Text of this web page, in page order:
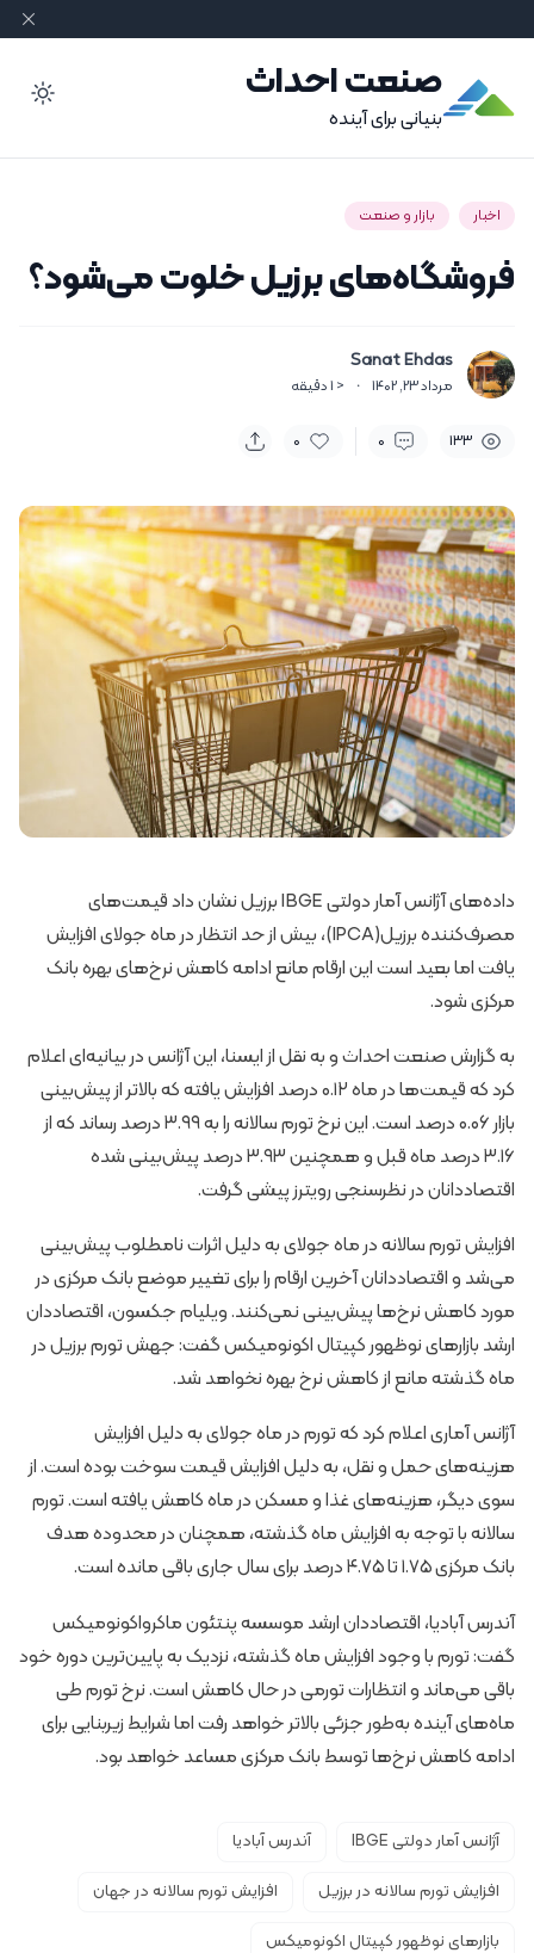
صنعت احداث
بنیانی برای آینده
اخبار بازار و صنعت
فروشگاه‌های برزیل خلوت می‌شود؟
Sanat Ehdas
مرداد 23, 1402 ·
< 1 دقیقه
133
0
0
داده‌های آژانس آمار دولتی IBGE برزیل نشان داد قیمت‌های
مصرف‌کننده برزیل(IPCA)، بیش از حد انتظار در ماه جولای افزایش
یافت اما بعید است این ارقام مانع ادامه کاهش نرخ‌های بهره بانک
مرکزی شود.
به گزارش صنعت احداث و به نقل از ایسنا، این آژانس در بیانیه‌ای اعلام
کرد که قیمت‌ها در ماه ۰.۱۲ درصد افزایش یافته که بالاتر از پیش‌بینی
بازار ۰.۰۶ درصد است. این نرخ تورم سالانه را به ۳.۹۹ درصد رساند که از
۳.۱۶ درصد ماه قبل و همچنین ۳.۹۳ درصد پیش‌بینی شده
اقتصاددانان در نظرسنجی رویترز پیشی گرفت.
افزایش تورم سالانه در ماه جولای به دلیل اثرات نامطلوب پیش‌بینی
می‌شد و اقتصاددانان آخرین ارقام را برای تغییر موضع بانک مرکزی در
مورد کاهش نرخ‌ها پیش‌بینی نمی‌کنند. ویلیام جکسون، اقتصاددان
ارشد بازارهای نوظهور کپیتال اکونومیکس گفت: جهش تورم برزیل در
ماه گذشته مانع از کاهش نرخ بهره نخواهد شد.
آژانس آماری اعلام کرد که تورم در ماه جولای به دلیل افزایش
هزینه‌های حمل و نقل، به دلیل افزایش قیمت سوخت بوده است. از
سوی دیگر، هزینه‌های غذا و مسکن در ماه کاهش یافته است. تورم
سالانه با توجه به افزایش ماه گذشته، همچنان در محدوده هدف
بانک مرکزی ۱.۷۵ تا ۴.۷۵ درصد برای سال جاری باقی مانده است.
آندرس آبادیا، اقتصاددان ارشد موسسه پنتئون ماکرواکونومیکس
گفت: تورم با وجود افزایش ماه گذشته، نزدیک به پایین‌ترین دوره خود
باقی می‌ماند و انتظارات تورمی در حال کاهش است. نرخ تورم طی
ماه‌های آینده به‌طور جزئی بالاتر خواهد رفت اما شرایط زیربنایی برای
ادامه کاهش نرخ‌ها توسط بانک مرکزی مساعد خواهد بود.
آژانس آمار دولتی IBGE
آندرس آبادیا
افزایش تورم سالانه در برزیل
افزایش تورم سالانه در جهان
بازارهای نوظهور کپیتال اکونومیکس